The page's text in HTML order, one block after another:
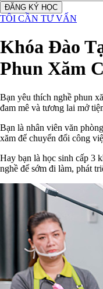
ĐĂNG KÝ HỌC
TÔI CẦN TƯ VẤN
Khóa Đào
Phun Xăm
Bạn yêu thích nghề phun
đam mê và tương lai mở
Bạn là nhân viên văn
xăm để chuyển đổi công
Hay bạn là học sinh cấp 3
nghề để sớm đi làm, phát